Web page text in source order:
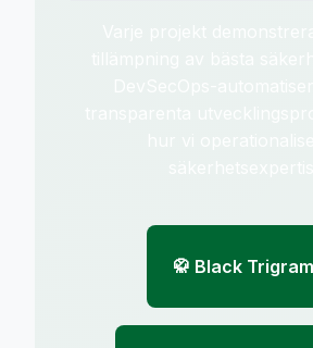
🥋 Black Trigram